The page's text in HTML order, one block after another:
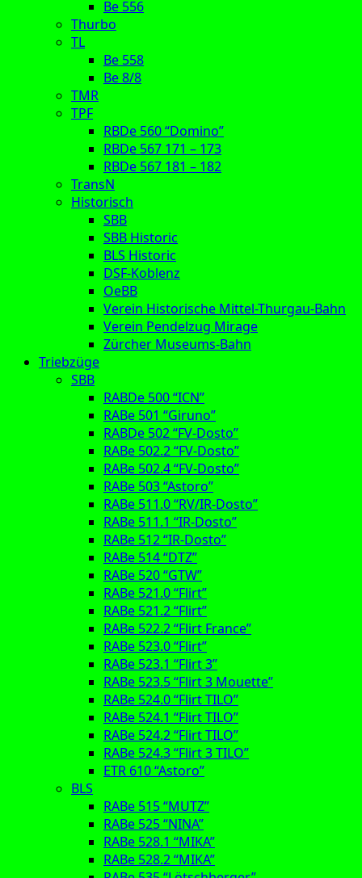
Be 556
Thurbo
TL
Be 558
Be 8/8
TMR
TPF
RBDe 560 “Domino”
RBDe 567 171 – 173
RBDe 567 181 – 182
TransN
Historisch
SBB
SBB Historic
BLS Historic
DSF-Koblenz
OeBB
Verein Historische Mittel-Thurgau-Bahn
Verein Pendelzug Mirage
Zürcher Museums-Bahn
Triebzüge
SBB
RABDe 500 “ICN”
RABe 501 “Giruno”
RABDe 502 “FV-Dosto”
RABe 502.2 “FV-Dosto”
RABe 502.4 “FV-Dosto”
RABe 503 “Astoro”
RABe 511.0 “RV/IR-Dosto”
RABe 511.1 “IR-Dosto”
RABe 512 “IR-Dosto”
RABe 514 “DTZ”
RABe 520 “GTW”
RABe 521.0 “Flirt”
RABe 521.2 “Flirt”
RABe 522.2 “Flirt France”
RABe 523.0 “Flirt”
RABe 523.1 “Flirt 3”
RABe 523.5 “Flirt 3 Mouette”
RABe 524.0 “Flirt TILO”
RABe 524.1 “Flirt TILO”
RABe 524.2 “Flirt TILO”
RABe 524.3 “Flirt 3 TILO”
ETR 610 “Astoro”
BLS
RABe 515 “MUTZ”
RABe 525 “NINA”
RABe 528.1 “MIKA”
RABe 528.2 “MIKA”